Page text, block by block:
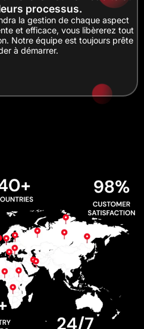
processus.
la gestion de chaque aspect
et efficace, vous libèrerez tout
Notre équipe est toujours prête
à démarrer.